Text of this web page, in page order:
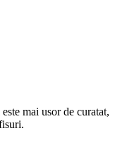
mai usor de curatat,